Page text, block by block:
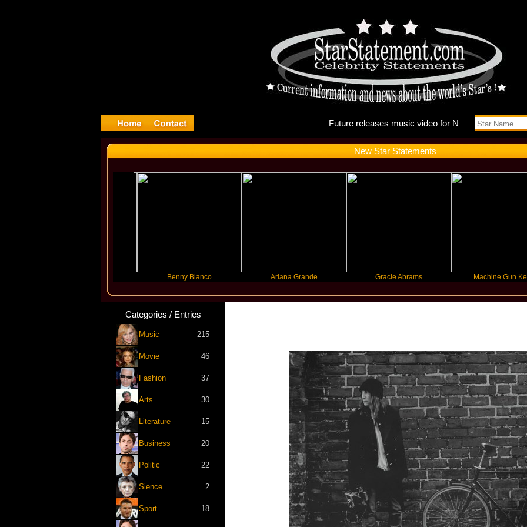
Future
New Star Statements
Benny Blanco Ariana Grande Gracie Abrams Machine Gun Kelly
Categories / Entries
Music 215
Movie 46
Fashion 37
Arts 30
Literature 15
Business 20
Politic 22
Sience 2
Sport 18